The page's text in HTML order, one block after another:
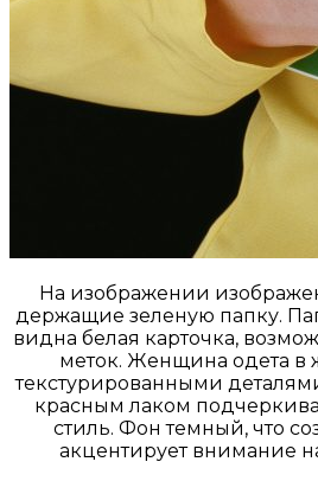
На изображении
держащие зеленую папку.
видна белая карточка,
меток. Женщина одета в
текстурированными
красным лаком
стиль. Фон темный, что
акцентирует внимание